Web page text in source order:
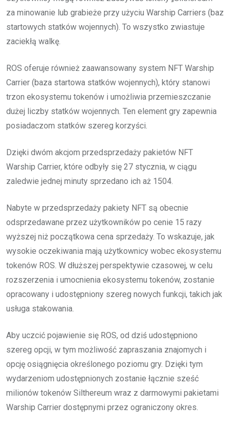
za minowanie lub grabieże przy użyciu Warship Carriers (baz
startowych statków wojennych). To wszystko zwiastuje
zaciekłą walkę.
ROS oferuje również zaawansowany system NFT Warship
Carrier (baza startowa statków wojennych), który stanowi
trzon ekosystemu tokenów i umożliwia przemieszczanie
dużej liczby statków wojennych. Ten element gry zapewnia
posiadaczom statków szereg korzyści.
Dzięki dwóm akcjom przedsprzedaży pakietów NFT
Warship Carrier, które odbyły się 27 stycznia, w ciągu
zaledwie jednej minuty sprzedano ich aż 1504.
Nabyte w przedsprzedaży pakiety NFT są obecnie
odsprzedawane przez użytkowników po cenie 15 razy
wyższej niż początkowa cena sprzedaży. To wskazuje, jak
wysokie oczekiwania mają użytkownicy wobec ekosystemu
tokenów ROS. W dłuższej perspektywie czasowej, w celu
rozszerzenia i umocnienia ekosystemu tokenów, zostanie
opracowany i udostępniony szereg nowych funkcji, takich jak
usługa stakowania.
Aby uczcić pojawienie się ROS, od dziś udostępniono
szereg opcji, w tym możliwość zapraszania znajomych i
opcję osiągnięcia określonego poziomu gry. Dzięki tym
wydarzeniom udostępnionych zostanie łącznie sześć
milionów tokenów Silthereum wraz z darmowymi pakietami
Warship Carrier dostępnymi przez ograniczony okres.